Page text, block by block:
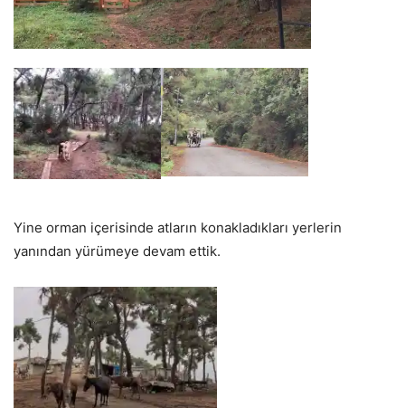
Yine orman içerisinde atların konakladıkları yerlerin
yanından yürümeye devam ettik.